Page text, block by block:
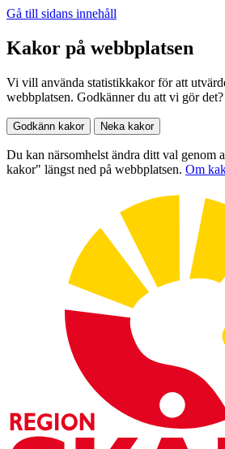
Gå till sidans innehåll
Kakor på webbplatsen
Vi vill använda statistikkakor för att
webbplatsen. Godkänner du att vi gör det?
Godkänn kakor Neka kakor
Du kan närsomhelst ändra ditt val genom
kakor" längst ned på webbplatsen. Om